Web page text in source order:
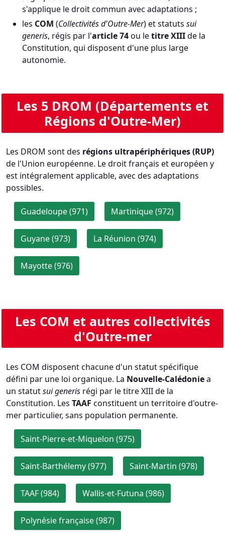
s'applique le droit commun avec adaptations ;
les COM (Collectivités d'Outre-Mer) et statuts sui
generis, régis par l'article 74ou letitre XIIIde la
Constitution, qui disposent d'une plus large
autonomie.
Les 5 DROM (Départements et
Régions d'Outre-Mer)
Les DROM sont des régions ultrapériphériques (RUP)
de l'Union européenne. Le droit français et européen y
est intégralement applicable, avec des adaptations
possibles.
Guadeloupe (971) Martinique (972)
Guyane (973) La Réunion (974)
Mayotte (976)
Les COM et autres collectivités
d'Outre-mer
Les COM disposent chacune d'un statut spécifique
défini par une loi organique. La Nouvelle-Calédoniea
un statutsui generis régi par le titre XIII de la
Constitution. Les TAAF constituent un territoire d'outre-
mer particulier, sans population permanente.
Saint-Pierre-et-Miquelon (975)
Saint-Barthélemy (977) Saint-Martin (978)
TAAF (984) Wallis-et-Futuna (986)
Polynésie française (987)